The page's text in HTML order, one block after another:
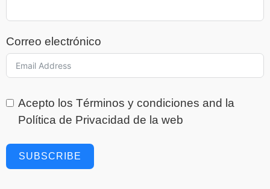
Correo electrónico
Acepto los Términos y condiciones and la
Política de Privacidad de la web
SUBSCRIBE